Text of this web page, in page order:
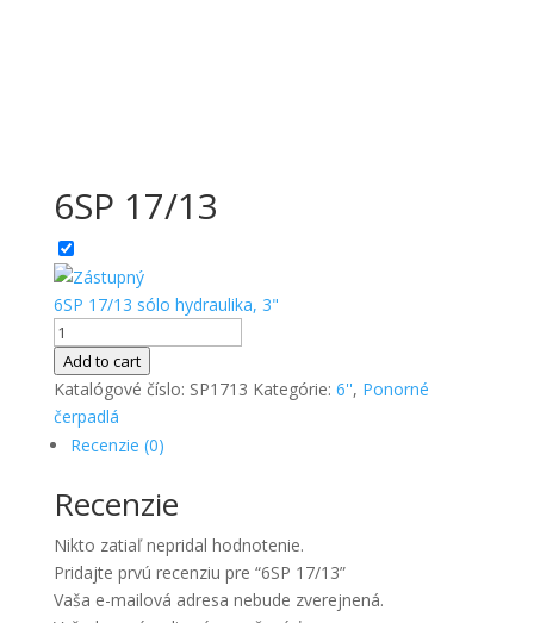
6SP 17/13
6SP 17/13 sólo hydraulika, 3"
množstvo
6SP
17/13
Add to cart
Katalógové číslo: SP1713 Kategórie: 6'', Ponorné
čerpadlá
Recenzie (0)
Recenzie
Nikto zatiaľ nepridal hodnotenie.
Pridajte prvú recenziu pre “6SP 17/13”
Vaša e-mailová adresa nebude zverejnená.